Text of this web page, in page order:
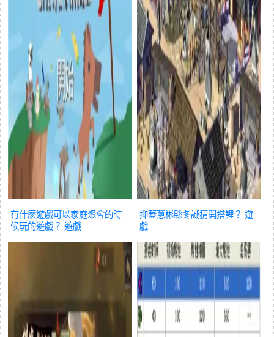
有什麽遊戲可以家庭聚會的時
候玩的遊戲？ 遊戲
抑蓋蔥彬縣冬誠猜開搭鯉？ 遊
戲